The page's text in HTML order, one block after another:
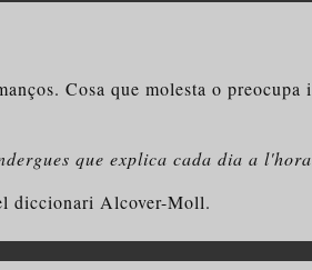
Cosa que molesta o preocupa
que explica cada dia a
diccionari Alcover-Moll.